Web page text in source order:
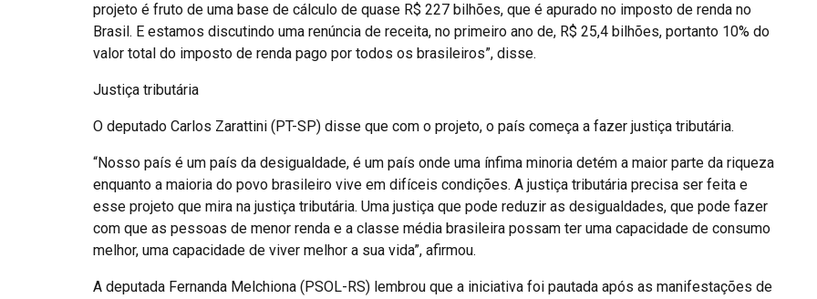
projeto é fruto de uma base de cálculo de quase R$ 227 bilhões, que é apurado no imposto de renda no
Brasil. E estamos discutindo uma renúncia de receita, no primeiro ano de, R$ 25,4 bilhões, portanto 10% do
valor total do imposto de renda pago por todos os brasileiros”, disse.
Justiça tributária
O deputado Carlos Zarattini (PT-SP) disse que com o projeto, o país começa a fazer justiça tributária.
“Nosso país é um país da desigualdade, é um país onde uma ínfima minoria detém a maior parte da riqueza
enquanto a maioria do povo brasileiro vive em difíceis condições. A justiça tributária precisa ser feita e
esse projeto que mira na justiça tributária. Uma justiça que pode reduzir as desigualdades, que pode fazer
com que as pessoas de menor renda e a classe média brasileira possam ter uma capacidade de consumo
melhor, uma capacidade de viver melhor a sua vida”, afirmou.
A deputada Fernanda Melchiona (PSOL-RS) lembrou que a iniciativa foi pautada após as manifestações de